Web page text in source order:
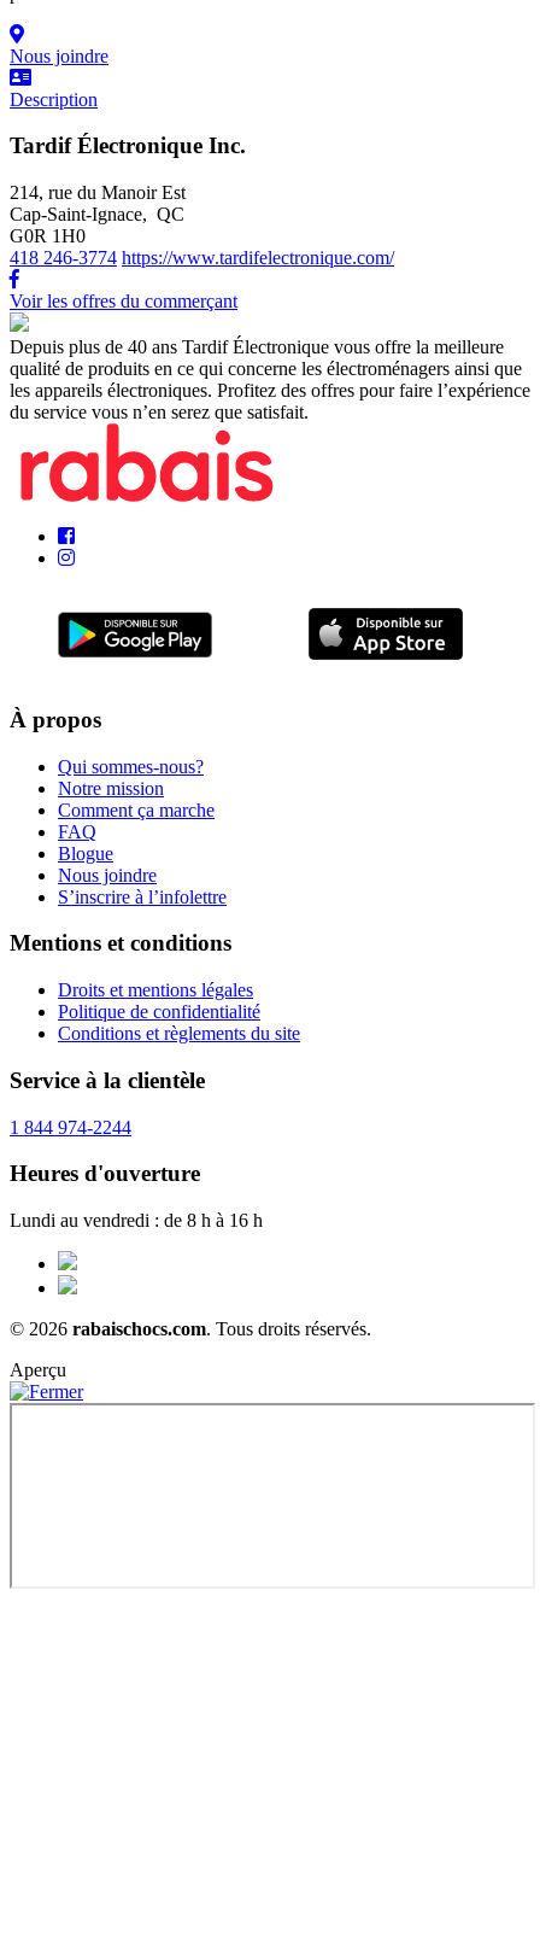
Nous joindre
Description
Tardif Électronique Inc.
214, rue du Manoir Est
Cap-Saint-Ignace, QC
G0R 1H0
418 246-3774 https://www.tardifelectronique.com/
Voir les offres du commerçant
Depuis plus de 40 ans Tardif Électronique vous offre la meilleure
qualité de produits en ce qui concerne les électroménagers ainsi que
les appareils électroniques. Profitez des offres pour faire l’expérience
du service vous n’en serez que satisfait.
À propos
Qui sommes-nous?
Notre mission
Comment ça marche
FAQ
Blogue
Nous joindre
S’inscrire à l’infolettre
Mentions et conditions
Droits et mentions légales
Politique de confidentialité
Conditions et règlements du site
Service à la clientèle
1 844 974-2244
Heures d'ouverture
Lundi au vendredi : de 8 h à 16 h
© 2026 rabaischocs.com. Tous droits réservés.
Aperçu